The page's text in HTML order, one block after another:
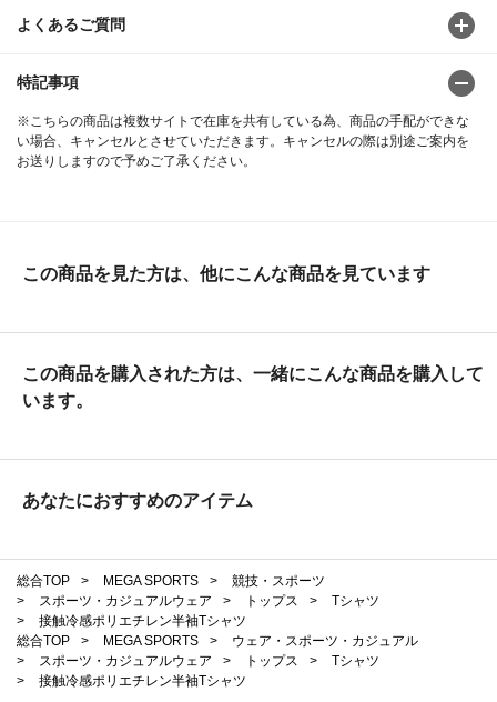
よくあるご質問
特記事項
※こちらの商品は複数サイトで在庫を共有している為、商品の手配ができな
い場合、キャンセルとさせていただきます。キャンセルの際は別途ご案内を
お送りしますので予めご了承ください。
この商品を見た方は、他にこんな商品を見ています
この商品を購入された方は、一緒にこんな商品を購入して
います。
あなたにおすすめのアイテム
総合TOP > MEGA SPORTS >
競技・スポーツ
>
スポーツ・カジュアルウェア > トップス >
Tシャツ
>
接触冷感ポリエチレン半袖Tシャツ
総合TOP
> MEGA SPORTS >
ウェア・スポーツ・カジュアル
>
スポーツ・カジュアルウェア > トップス >
Tシャツ
>
接触冷感ポリエチレン半袖Tシャツ